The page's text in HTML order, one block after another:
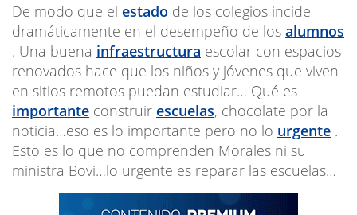
De modo que el estado de los colegios incide
dramáticamente en el desempeño de los alumnos
. Una buena infraestructura escolar con espacios
renovados hace que los niños y jóvenes que viven
en sitios remotos puedan estudiar… Qué es
importante construir escuelas, chocolate por la
noticia…eso es lo importante pero no lo urgente .
Esto es lo que no comprenden Morales ni su
ministra Bovi…lo urgente es reparar las escuelas…